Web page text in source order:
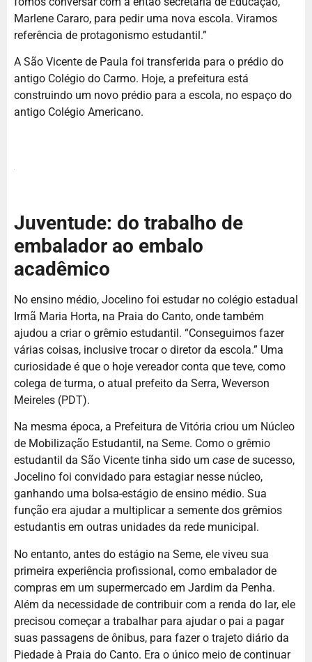
Marlene Cararo, para pedir uma nova escola. Viramos
referência de protagonismo estudantil.”
A São Vicente de Paula foi transferida para o prédio do
antigo Colégio do Carmo. Hoje, a prefeitura está
construindo um novo prédio para a escola, no espaço do
antigo Colégio Americano.
Juventude: do trabalho de
embalador ao embalo
acadêmico
No ensino médio, Jocelino foi estudar no colégio estadual
Irmã Maria Horta, na Praia do Canto, onde também
ajudou a criar o grêmio estudantil. “Conseguimos fazer
várias coisas, inclusive trocar o diretor da escola.” Uma
curiosidade é que o hoje vereador conta que teve, como
colega de turma, o atual prefeito da Serra, Weverson
Meireles (PDT).
Na mesma época, a Prefeitura de Vitória criou um Núcleo
de Mobilização Estudantil, na Seme. Como o grêmio
estudantil da São Vicente tinha sido um case de sucesso,
Jocelino foi convidado para estagiar nesse núcleo,
ganhando uma bolsa-estágio de ensino médio. Sua
função era ajudar a multiplicar a semente dos grêmios
estudantis em outras unidades da rede municipal.
No entanto, antes do estágio na Seme, ele viveu sua
primeira experiência profissional, como embalador de
compras em um supermercado em Jardim da Penha.
Além da necessidade de contribuir com a renda do lar, ele
precisou começar a trabalhar para ajudar o pai a pagar
suas passagens de ônibus, para fazer o trajeto diário da
Piedade à Praia do Canto. Era o único meio de continuar